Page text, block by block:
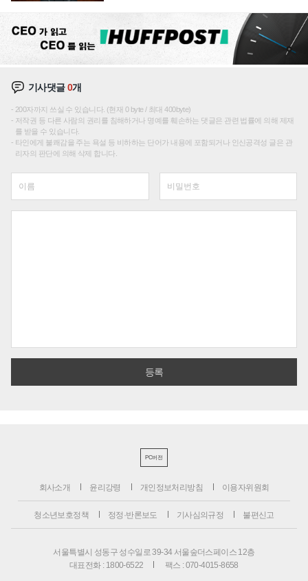
기사댓글0개
200자까지 쓰실 수 있습니다. (현재 0 byte / 최대 400byte)
저작권 등 다른 사람의 권리를 침해하거나 명예를 훼손하는 댓글은 관련 법률에 의해 제재
를 받을 수 있습니다.
타인에게 불쾌감을 주는 욕설 등 비하하는 단어가 내용에 포함되거나 인신공격성 글은 관
리자의 판단에 의해 삭제 합니다.
PC버전
회사소개 윤리강령 개인정보처리방침 이용자위원회
청소년보호정책 정정·반론보도 기사심의규정 불편신고
서울특별시 성동구 성수일로 39-34 서울숲더스페이스 12층
대표전화 : 1800-6522
팩스 : 070-4015-8658